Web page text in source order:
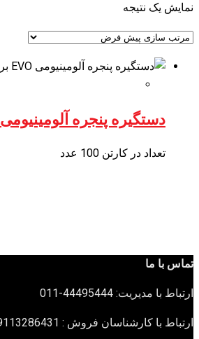
نمایش یک نتیجه
دستگیره پنجره آلومینیومی EVO برگمن
تعداد در کارتن 100 عدد
تماس با ما
ارتباط با مدیریت: 44495444-011
ارتباط با کارشناسان فروش : 09113286431